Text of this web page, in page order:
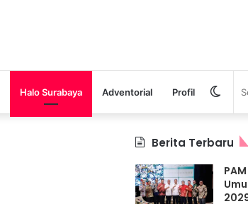
Halo Surabaya Adventorial Profil
skin
Berita Terbaru